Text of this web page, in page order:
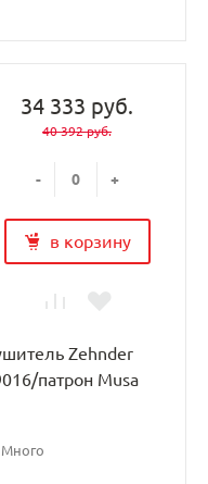
34 333 руб.
40 392 руб.
- +
в корзину
Zehnder
патрон Musa